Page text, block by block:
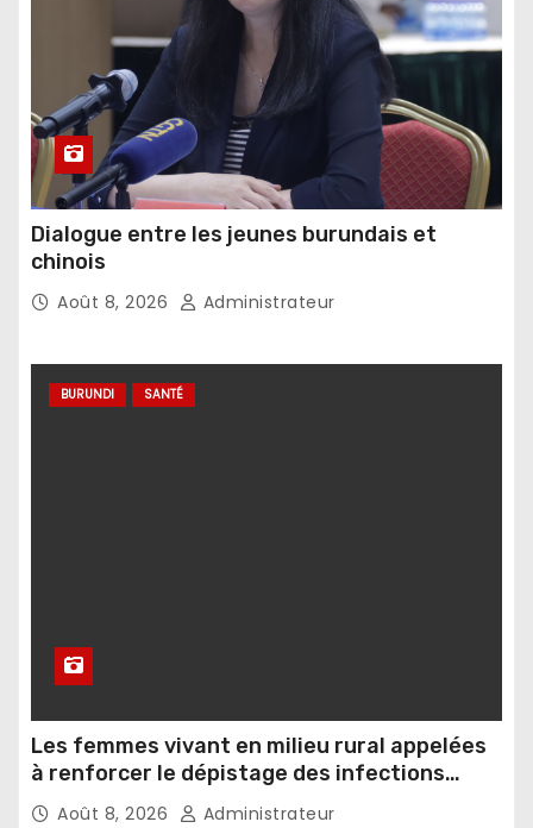
Dialogue entre les jeunes burundais et
chinois
Août 8, 2026 Administrateur
BURUNDI SANTÉ
Les femmes vivant en milieu rural appelées
à renforcer le dépistage des infections
sexuellement transmissibles
Août 8, 2026 Administrateur